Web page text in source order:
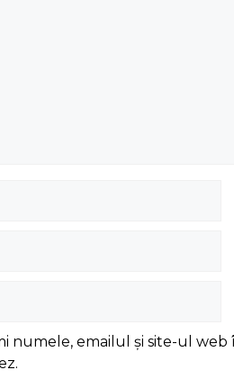
numele, emailul și site-ul